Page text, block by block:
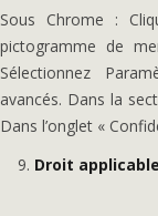
Sous Chrome :
pictogramme de
Sélectionnez
avancés. Dans la
Dans l’onglet «
Droit